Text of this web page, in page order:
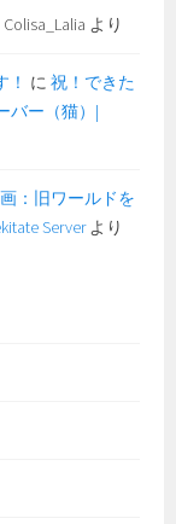
Colisa_Lalia より
に祝！できた
バー（猫）|
：旧ワールドを
Serverより